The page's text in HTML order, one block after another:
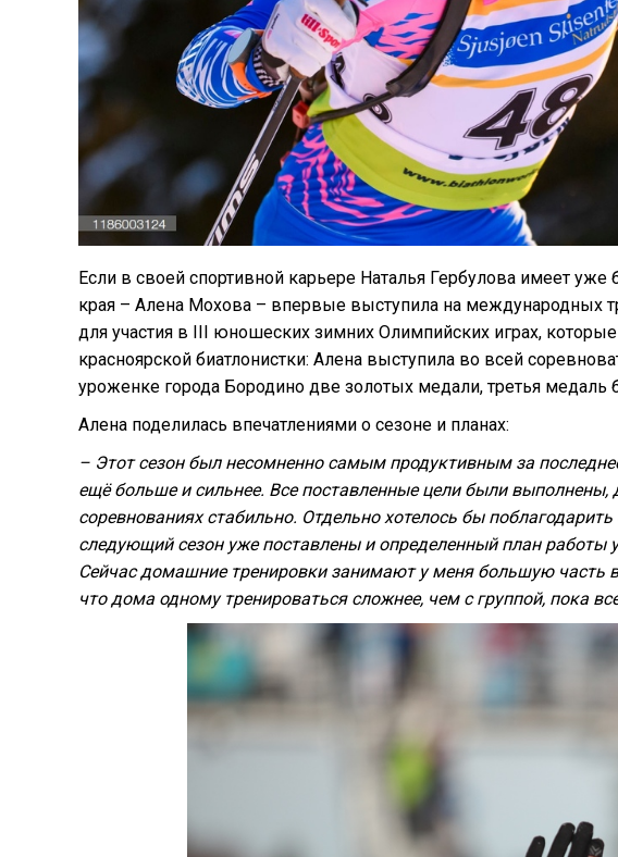
Если в своей спортивной карьере Наталья Гербулова имеет
края – Алена Мохова – впервые выступила на международных
для участия в III юношеских зимних Олимпийских играх,
красноярской биатлонистки: Алена выступила во всей
уроженке города Бородино две золотых медали, третья
Алена поделилась впечатлениями о сезоне и планах:
– Этот сезон был несомненно самым продуктивным за
ещё больше и сильнее. Все поставленные цели были
соревнованиях стабильно. Отдельно хотелось бы
следующий сезон уже поставлены и определенный план работы
Сейчас домашние тренировки занимают у меня большую часть
что дома одному тренироваться сложнее, чем с группой, пока